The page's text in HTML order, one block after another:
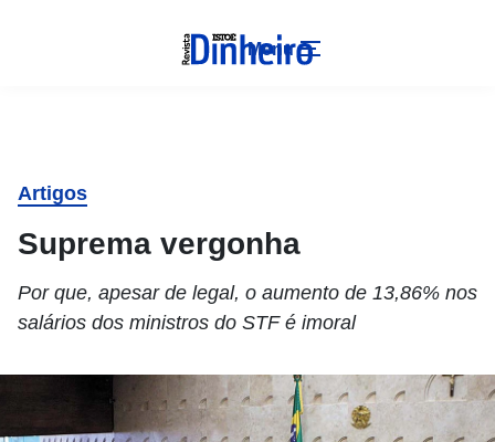
Menu
Artigos
Suprema vergonha
Por que, apesar de legal, o aumento de 13,86% nos
salários dos ministros do STF é imoral